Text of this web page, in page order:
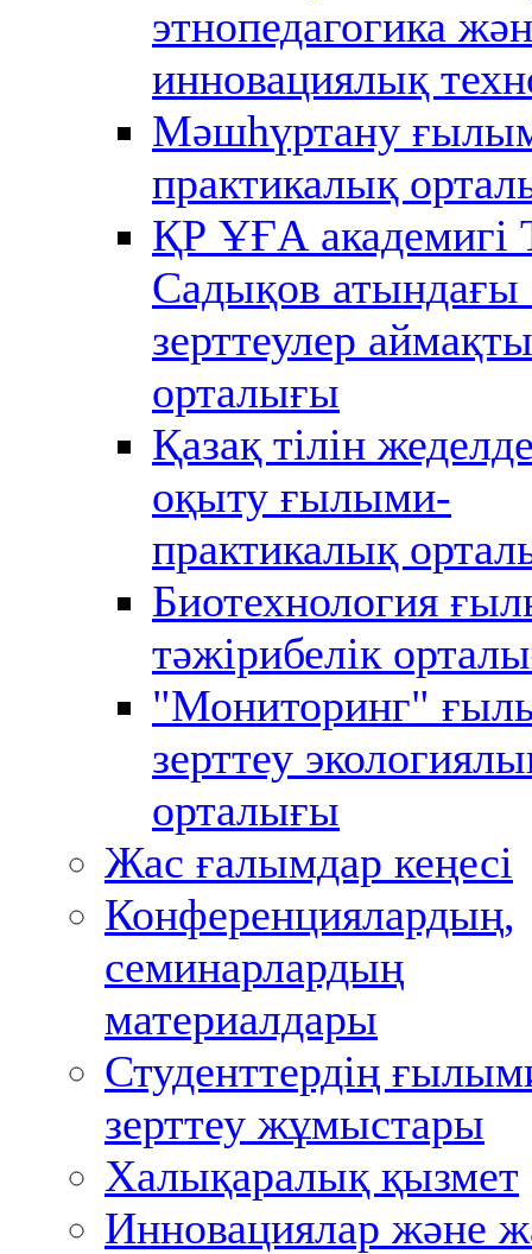
этнопедагогика
инновациялық
Мәшһүртану
практикалық
ҚР ҰҒА академигі
Садықов атындағы
зерттеулер
орталығы
Қазақ тілін
оқыту ғылыми-
практикалық
Биотехнология
тәжірибелік
"Мониторинг"
зерттеу
орталығы
Жас ғалымдар кеңесі
Конференциялардың,
семинарлардың
материалдары
Студенттердің
зерттеу жұмыстары
Халықаралық қызмет
Инновациялар және